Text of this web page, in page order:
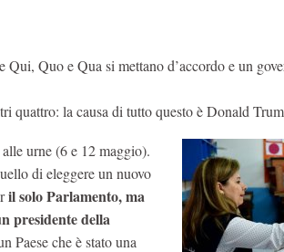
Quo e Qua si mettano d’accordo e un
quattro: la causa di tutto questo è Donald
urne (6 e 12 maggio).
di eleggere un nuovo
il solo Parlamento, ma
presidente della
Paese che è stato una